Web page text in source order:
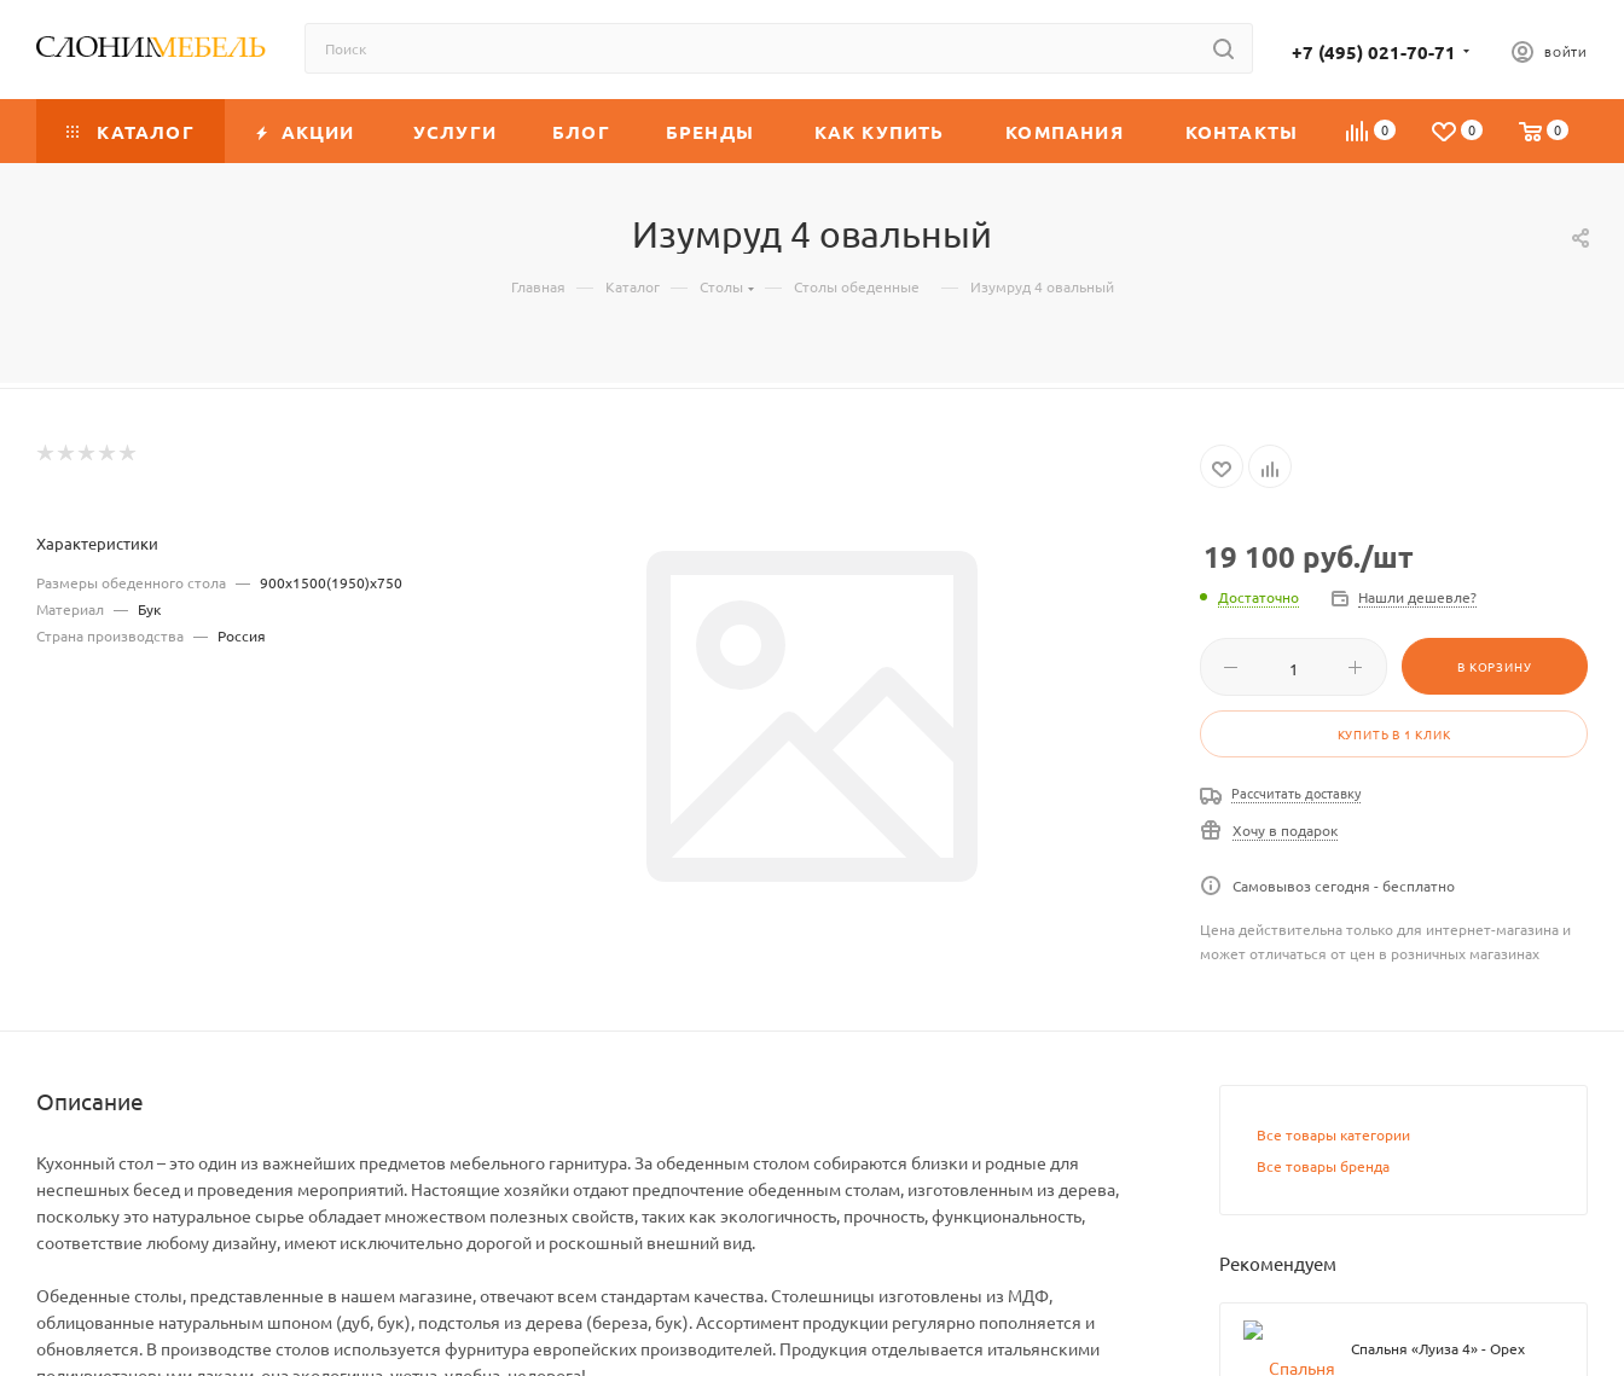
+7 (495) 021-70-71 ВОЙТИ
0 0 0
КАТАЛОГ АКЦИИ УСЛУГИ БЛОГ БРЕНДЫ КАК КУПИТЬ КОМПАНИЯ КОНТАКТЫ
Изумруд 4 овальный
Главная — Каталог — Столы — Столы обеденные — Изумруд 4 овальный
Характеристики
Размеры обеденного стола — 900х1500(1950)х750
Материал — Бук
Страна производства — Россия
19 100 руб./шт
Достаточно Нашли дешевле?
В КОРЗИНУ
КУПИТЬ В 1 КЛИК
Рассчитать доставку
Хочу в подарок
Самовывоз сегодня - бесплатно
Цена действительна только для интернет-магазина и
может отличаться от цен в розничных магазинах
Описание
Кухонный стол – это один из важнейших предметов мебельного гарнитура. За обеденным столом собираются близки и родные для
неспешных бесед и проведения мероприятий. Настоящие хозяйки отдают предпочтение обеденным столам, изготовленным из дерева,
поскольку это натуральное сырье обладает множеством полезных свойств, таких как экологичность, прочность, функциональность,
соответствие любому дизайну, имеют исключительно дорогой и роскошный внешний вид.
Обеденные столы, представленные в нашем магазине, отвечают всем стандартам качества. Столешницы изготовлены из МДФ,
облицованные натуральным шпоном (дуб, бук), подстолья из дерева (береза, бук). Ассортимент продукции регулярно пополняется и
обновляется. В производстве столов используется фурнитура европейских производителей. Продукция отделывается итальянскими
Все товары категории
Все товары бренда
Рекомендуем
Спальня «Луиза 4» - Орех